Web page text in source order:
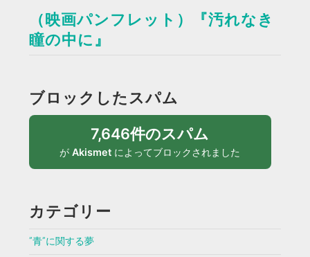
（映画パンフレット）『汚れなき
瞳の中に』
ブロックしたスパム
7,646件のスパム
がAkismet によってブロックされました
カテゴリー
”青”に関する夢